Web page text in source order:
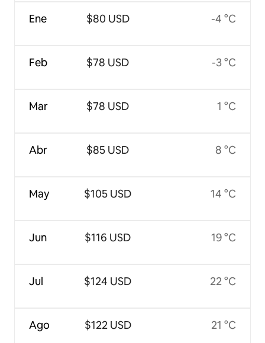
Ene
Feb
Mar
Abr
May
Jun
Jul
Ago
$80 USD
$78 USD
$78 USD
$85 USD
$105 USD
$116 USD
$124 USD
$122 USD
-4 °C
-3 °C
1 °C
8 °C
14 °C
19 °C
22 °C
21 °C